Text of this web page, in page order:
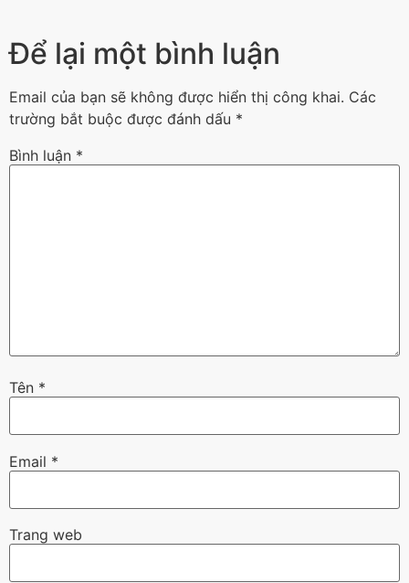
Để lại một bình luận
Email của bạn sẽ không được hiển thị công khai. Các
trường bắt buộc được đánh dấu *
Bình luận *
Tên *
Email *
Trang web